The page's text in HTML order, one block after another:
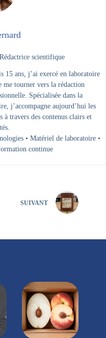
scientifique
15 ans, j’ai exercé en laboratoire
me tourner vers la rédaction
Spécialisée dans la
j’accompagne aujourd’hui les
à travers des contenus clairs et
• Matériel de laboratoire •
continue
SUIVANT